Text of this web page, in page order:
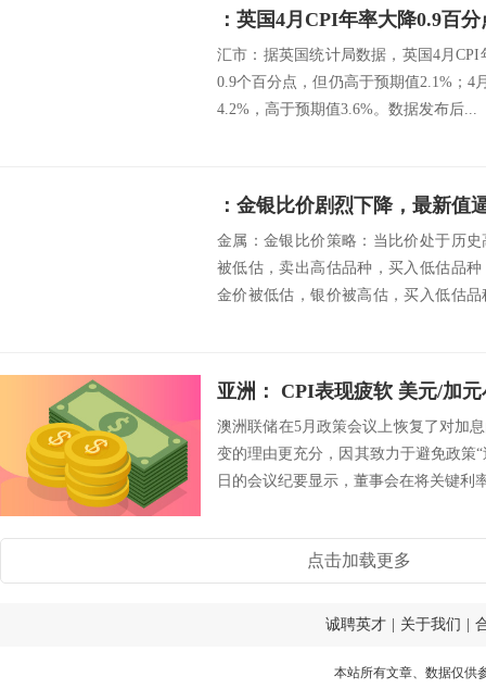
：英国4月CPI年率大降0.9百
汇市：据英国统计局数据，英国4月
0.9个百分点，但仍高于预期值2.1%；4
4.2%，高于预期值3.6%。数据发布后...
：金银比价剧烈下降，最新值
金属：金银比价策略：当比价处于历
被低估，卖出高估品种，买入低估品
金价被低估，银价被高估，买入低估
亚洲： CPI表现疲软 美元/加
澳洲联储在5月政策会议上恢复了对加
变的理由更充分，因其致力于避免政策
日的会议纪要显示，董事会在将关键利
点击加载更多
诚聘英才 关于我们
本站所有文章、数据仅供